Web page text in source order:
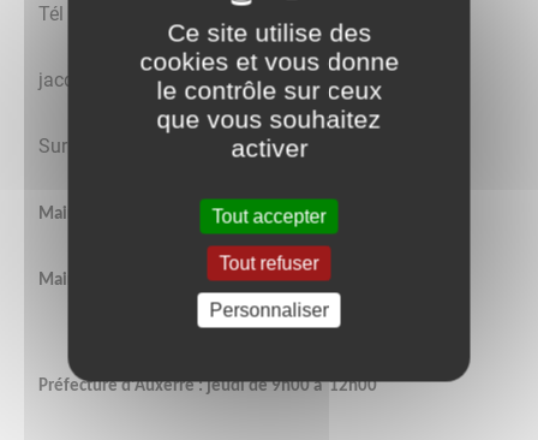
Tél : 06.70.10.99.78
jacqueline.larose@conciliateurdejustice.fr
Sur rendez-vous uniquement
Mairie d'Escamps : mardi de 9h00 à 12h00
Mairie de Charbuy : m ercredi de 14h00 à 18h00
Préfecture d'Auxerre : jeudi de 9h00 à12h00
Ce site utilise des
cookies et vous donne
le contrôle sur ceux
que vous souhaitez
activer
Tout accepter
Tout refuser
Personnaliser